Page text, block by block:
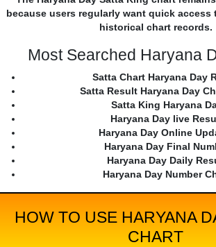
because users regularly want quick access
historical chart records.
Most Searched Haryana
Satta Chart Haryana Day
Satta Result Haryana Day
Satta King Haryana
Haryana Day live
Haryana Day Online
Haryana Day Final
Haryana Day Daily
Haryana Day Number
HOW TO USE HARYANA
CHART